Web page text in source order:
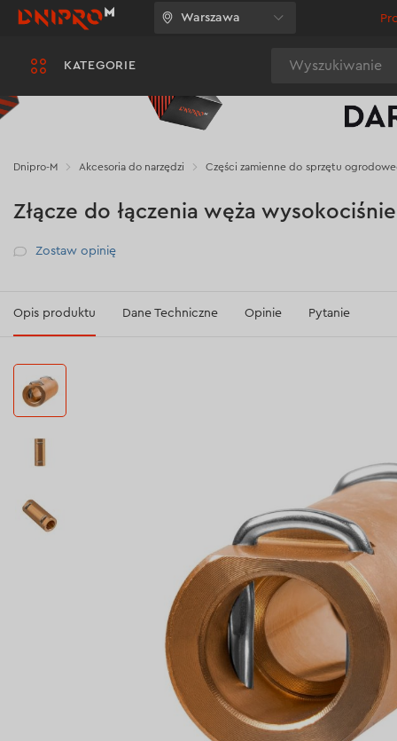
KATEGORIE
Warszawa
Dnipro-M Akcesoria do narzędzi Części zamienne do sprzętu
Złącze do łączenia węża
Рейтинг
Zostaw opinię
Opis produktu Dane Techniczne Opinie Pytanie